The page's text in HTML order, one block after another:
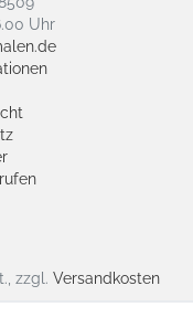
Uhr
zzgl. Versandkosten